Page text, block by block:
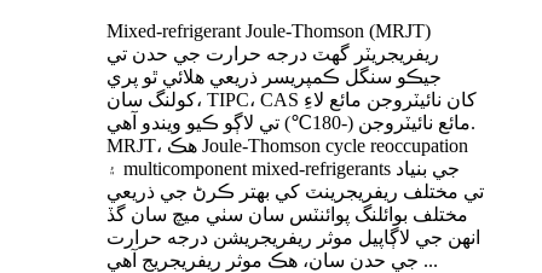
Mixed-refrigerant Joule-Thomson (MRJT)
ريفريجريٽر گھٽ درجه حرارت جي حدن تي
جيڪو سنگل ڪمپريسر ذريعي هلائي ٿو پري
کولنگ سان، TIPC، CAS کان نائيٽروجن مائع لاءِ
مائع نائيٽروجن (-180℃) تي لاڳو ڪيو ويندو آهي.
MRJT، هڪ Joule-Thomson cycle reoccupation
۽ multicomponent mixed-refrigerants جي بنياد
تي مختلف ريفريجرينٽ کي بهتر ڪرڻ جي ذريعي
مختلف بوائلنگ پوائنٽس سان سٺي ميچ سان گڏ
انهن جي لاڳاپيل موثر ريفريجريشن درجه حرارت
جي حدن سان، هڪ موثر ريفريجريج آهي ...